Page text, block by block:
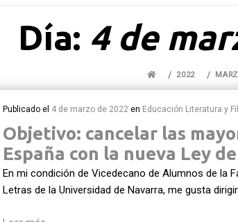
Día: 4 de
2022
Publicado el 4 de marzo de 2022 en Educación Literatura y
Objetivo: cancelar las
España con la nueva Ley
En mi condición de Vicedecano de Alumnos de la
Letras de la Universidad de Navarra, me gusta